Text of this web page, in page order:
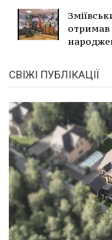
отримав
СВІЖІ ПУБЛІКАЦІЇ